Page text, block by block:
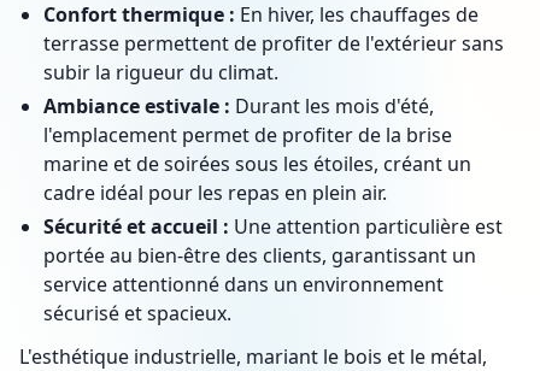
Confort thermique : En hiver, les chauffages de
terrasse permettent de profiter de l'extérieur sans
subir la rigueur du climat.
Ambiance estivale : Durant les mois d'été,
l'emplacement permet de profiter de la brise
marine et de soirées sous les étoiles, créant un
cadre idéal pour les repas en plein air.
Sécurité et accueil : Une attention particulière est
portée au bien-être des clients, garantissant un
service attentionné dans un environnement
sécurisé et spacieux.
L'esthétique industrielle, mariant le bois et le métal,